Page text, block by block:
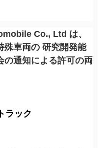
Co., Ltd は、
殊車両の 研究開発能
の通知による許可の両
ラック